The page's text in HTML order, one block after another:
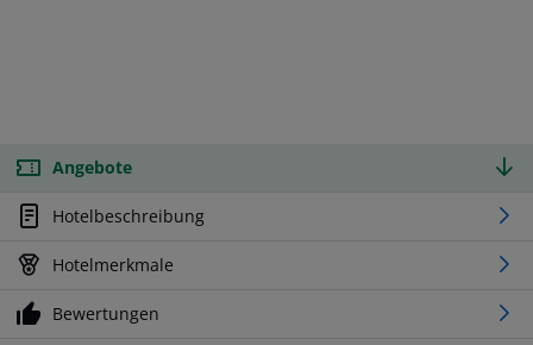
Angebote
Hotelbeschreibung
Hotelmerkmale
Bewertungen